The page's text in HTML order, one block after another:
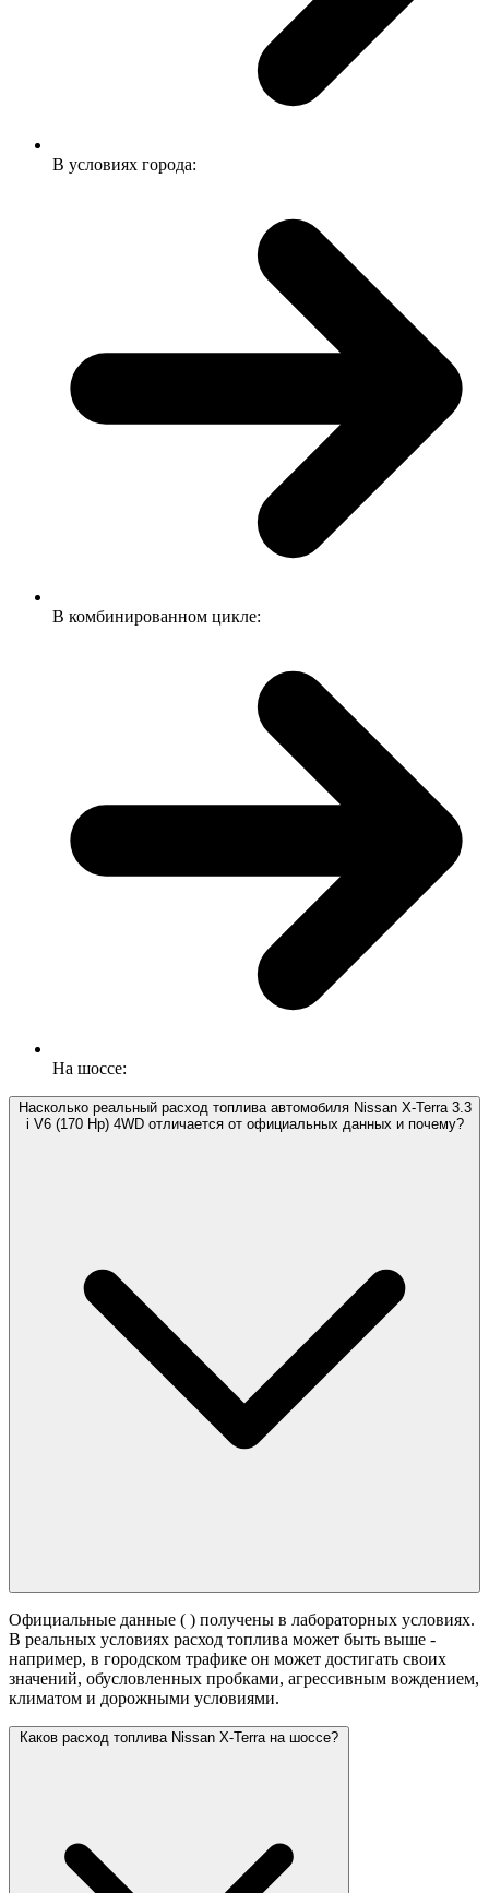
В условиях города:
В комбинированном цикле:
На шоссе:
Насколько реальный расход топлива автомобиля Nissan X-Terra 3.3
i V6 (170 Hp) 4WD отличается от официальных данных и почему?
Официальные данные ( ) получены в лабораторных условиях.
В реальных условиях расход топлива может быть выше -
например, в городском трафике он может достигать своих
значений, обусловленных пробками, агрессивным вождением,
климатом и дорожными условиями.
Каков расход топлива Nissan X-Terra на шоссе?